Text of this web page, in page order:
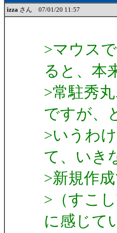
izza さん 07/01/20 11:57
>マウス
ると、本
>常駐秀
ですが、
>いうわ
て、いき
>新規作
>（すこ
に感じて